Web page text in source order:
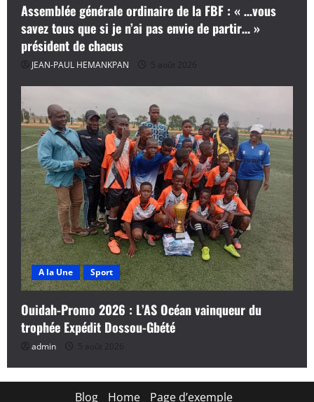
Assemblée générale ordinaire de la FBF : « …vous
savez tous que si je n’ai pas envie de partir… »
président de chacus
JEAN-PAUL HEMANKPAN 5 août 2026
A la Une Sport
Ouidah-Promo 2026 : L’AS Océan vainqueur du
trophée Expédit Dossou-Gbété
admin 5 août 2026
Blog Home Page d’exemple